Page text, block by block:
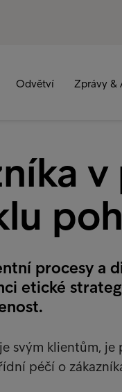
Odvětví Zprávy &
procesy a
etické
svým klientům, je
péčí o